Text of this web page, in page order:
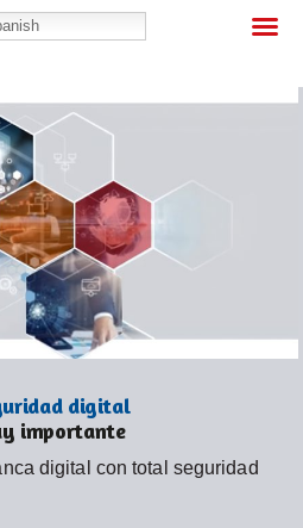
digital
importante
digital con total seguridad